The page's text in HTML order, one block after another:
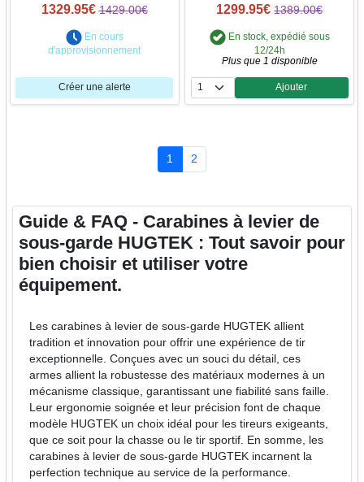
1329.95€ 1429.00€
En cours
d'approvisionnement
Créer une alerte
1299.95€ 1389.00€
En stock, expédié sous
12/24h
Plus que 1 disponible
Quantité
Ajouter
1 2
Guide & FAQ - Carabines à levier de
sous-garde HUGTEK : Tout savoir pour
bien choisir et utiliser votre
équipement.
Les carabines à levier de sous-garde HUGTEK allient
tradition et innovation pour offrir une expérience de tir
exceptionnelle. Conçues avec un souci du détail, ces
armes allient la robustesse des matériaux modernes à un
mécanisme classique, garantissant une fiabilité sans faille.
Leur ergonomie soignée et leur précision font de chaque
modèle HUGTEK un choix idéal pour les tireurs exigeants,
que ce soit pour la chasse ou le tir sportif. En somme, les
carabines à levier de sous-garde HUGTEK incarnent la
perfection technique au service de la performance.